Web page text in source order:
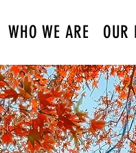
WHO WE ARE OUR